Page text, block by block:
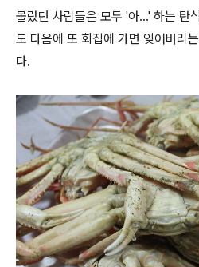
몰랐던 사람들은 모두 '아...' 하는 탄
도 다음에 또 회집에 가면 잊어버리
다.